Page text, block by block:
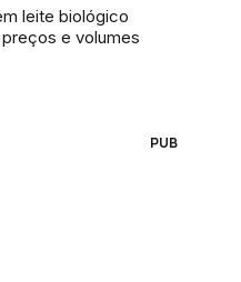
leite biológico
e volumes
PUB